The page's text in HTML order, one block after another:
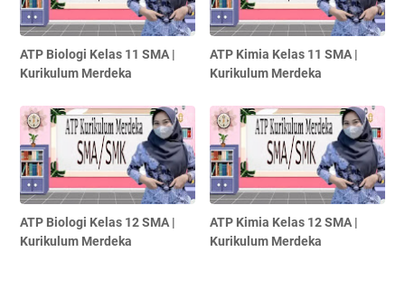
ATP Biologi Kelas 11 SMA |
Kurikulum Merdeka
ATP Kimia Kelas 11 SMA |
Kurikulum Merdeka
ATP Biologi Kelas 12 SMA |
Kurikulum Merdeka
ATP Kimia Kelas 12 SMA |
Kurikulum Merdeka